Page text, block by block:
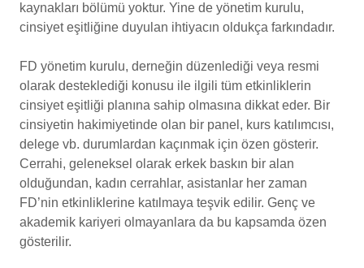
kaynakları bölümü yoktur. Yine de yönetim kurulu,
cinsiyet eşitliğine duyulan ihtiyacın oldukça farkındadır.
FD yönetim kurulu, derneğin düzenlediği veya resmi
olarak desteklediği konusu ile ilgili tüm etkinliklerin
cinsiyet eşitliği planına sahip olmasına dikkat eder. Bir
cinsiyetin hakimiyetinde olan bir panel, kurs katılımcısı,
delege vb. durumlardan kaçınmak için özen gösterir.
Cerrahi, geleneksel olarak erkek baskın bir alan
olduğundan, kadın cerrahlar, asistanlar her zaman
FD’nin etkinliklerine katılmaya teşvik edilir. Genç ve
akademik kariyeri olmayanlara da bu kapsamda özen
gösterilir.